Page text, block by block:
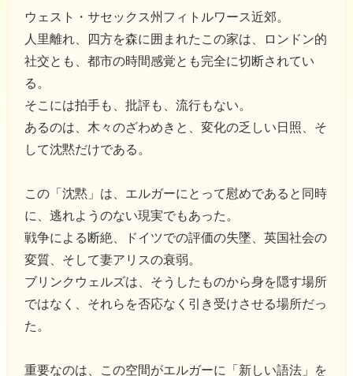
ウェスト・サセックス州フィトルワース近郊。
人里離れ、四方を森に囲まれたこの家は、ロンドン的
社交とも、都市の時間感覚とも完全に切断されてい
る。
そこには拍手も、批評も、流行もない。
あるのは、木々のざわめきと、変化の乏しい日照、そ
して沈黙だけである。
この「沈黙」は、エルガーにとって慰めであると同時
に、逃れようのない現実でもあった。
戦争による断絶、ドイツでの評価の失墜、英国社会の
変質、そして妻アリスの衰弱。
ブリンクウェルズは、そうしたものから身を隠す場所
ではなく、それらを否応なく引き受けさせる場所だっ
た。
重要なのは、この空間がエルガーに「新しい語法」を